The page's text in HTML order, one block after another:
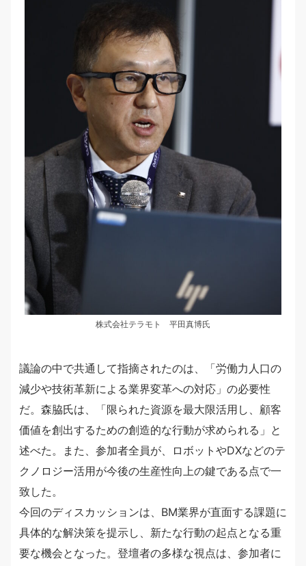
株式会社テラモト 平田真博氏
議論の中で共通して指摘されたのは、「労働力人口の
減少や技術革新による業界変革への対応」の必要性
だ。森脇氏は、「限られた資源を最大限活用し、顧客
価値を創出するための創造的な行動が求められる」と
述べた。また、参加者全員が、ロボットやDXなどのテ
クノロジー活用が今後の生産性向上の鍵である点で一
致した。
今回のディスカッションは、BM業界が直面する課題に
具体的な解決策を提示し、新たな行動の起点となる重
要な機会となった。登壇者の多様な視点は、参加者に